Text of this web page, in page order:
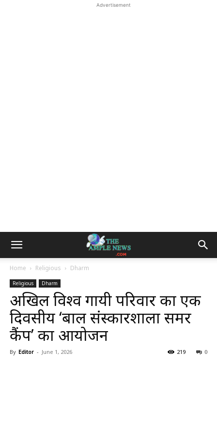
Advertisement
Home Religious Dharm
Religious Dharm
अखिल विश्व गायत्री परिवार का एक
दिवसीय ‘बाल संस्कारशाला समर
कैंप’ का आयोजन
By Editor - June 1, 2026 0
219